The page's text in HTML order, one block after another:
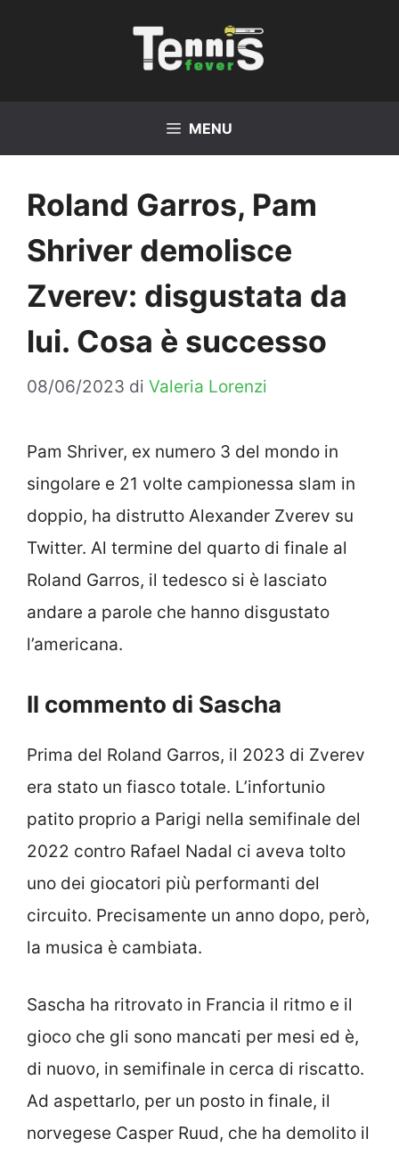
MENU
Roland Garros, Pam
Shriver demolisce
Zverev: disgustata da
lui. Cosa è successo
08/06/2023 di Valeria Lorenzi
Pam Shriver, ex numero 3 del mondo in
singolare e 21 volte campionessa slam in
doppio, ha distrutto Alexander Zverev su
Twitter. Al termine del quarto di finale al
Roland Garros, il tedesco si è lasciato
andare a parole che hanno disgustato
l’americana.
Il commento di Sascha
Prima del Roland Garros, il 2023 di Zverev
era stato un fiasco totale. L’infortunio
patito proprio a Parigi nella semifinale del
2022 contro Rafael Nadal ci aveva tolto
uno dei giocatori più performanti del
circuito. Precisamente un anno dopo, però,
la musica è cambiata.
Sascha ha ritrovato in Francia il ritmo e il
gioco che gli sono mancati per mesi ed è,
di nuovo, in semifinale in cerca di riscatto.
Ad aspettarlo, per un posto in finale, il
norvegese Casper Ruud, che ha demolito il